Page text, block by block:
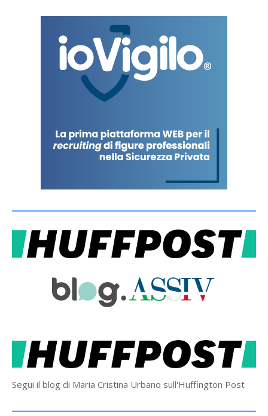
Segui il blog di Maria Cristina Urbano sull'Huffington Post